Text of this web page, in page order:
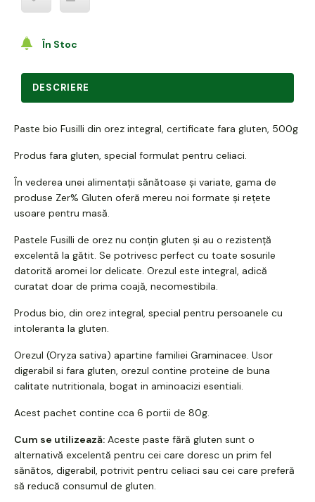
În Stoc
DESCRIERE
Paste bio Fusilli din orez integral, certificate fara gluten, 500g
Produs fara gluten, special formulat pentru celiaci.
În vederea unei alimentații sănătoase și variate, gama de
produse Zer% Gluten oferă mereu noi formate și rețete
usoare pentru masă.
Pastele Fusilli de orez nu conțin gluten și au o rezistență
excelentă la gătit. Se potrivesc perfect cu toate sosurile
datorită aromei lor delicate. Orezul este integral, adică
curatat doar de prima coajă, necomestibila.
Produs bio, din orez integral, special pentru persoanele cu
intoleranta la gluten.
Orezul (Oryza sativa) apartine familiei Graminacee. Usor
digerabil si fara gluten, orezul contine proteine de buna
calitate nutritionala, bogat in aminoacizi esentiali.
Acest pachet contine cca 6 portii de 80g.
Cum se utilizează: Aceste paste fără gluten sunt o
alternativă excelentă pentru cei care doresc un prim fel
sănătos, digerabil, potrivit pentru celiaci sau cei care preferă
să reducă consumul de gluten.